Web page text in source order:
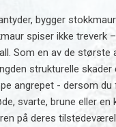
bygger
spiser ikke treverk
Som en av de største
strukturelle
angrepet - dersom du
svarte, brune eller en
på deres